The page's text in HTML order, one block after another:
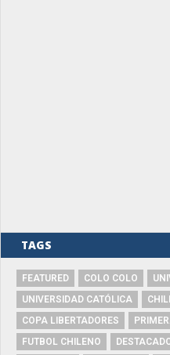
TAGS
FEATURED COLO COLO
UNIVERSIDAD CATÓLICA
COPA LIBERTADORES
FUTBOL CHILENO